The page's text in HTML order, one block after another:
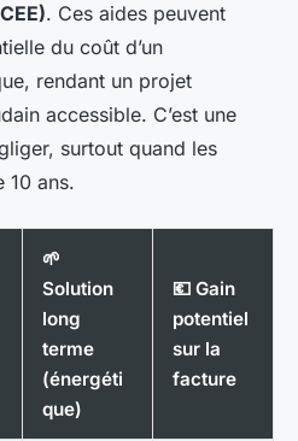
. Ces aides peuvent
du coût d’un
rendant un projet
accessible. C’est une
surtout quand les
10 ans.
🌱
Solution
long
terme
(énergéti
que)
💶 Gain
potentiel
sur la
facture